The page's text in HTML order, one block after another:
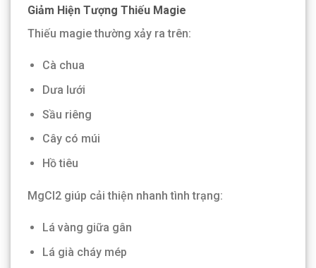
Giảm Hiện Tượng Thiếu Magie
Thiếu magie thường xảy ra trên:
Cà chua
Dưa lưới
Sầu riêng
Cây có múi
Hồ tiêu
MgCl2 giúp cải thiện nhanh tình trạng:
Lá vàng giữa gân
Lá già cháy mép